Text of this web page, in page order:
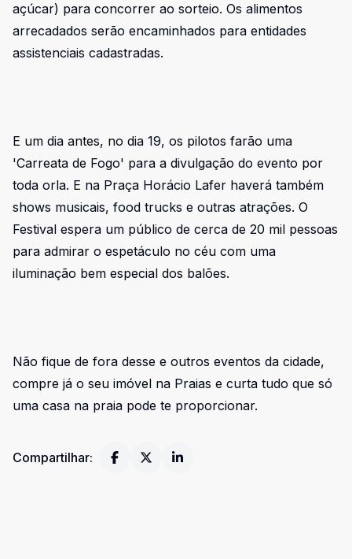
açúcar) para concorrer ao sorteio. Os alimentos
arrecadados serão encaminhados para entidades
assistenciais cadastradas.
E um dia antes, no dia 19, os pilotos farão uma
'Carreata de Fogo' para a divulgação do evento por
toda orla. E na Praça Horácio Lafer haverá também
shows musicais, food trucks e outras atrações. O
Festival espera um público de cerca de 20 mil pessoas
para admirar o espetáculo no céu com uma
iluminação bem especial dos balões.
Não fique de fora desse e outros eventos da cidade,
compre já o seu imóvel na Praias e curta tudo que só
uma casa na praia pode te proporcionar.
Compartilhar: